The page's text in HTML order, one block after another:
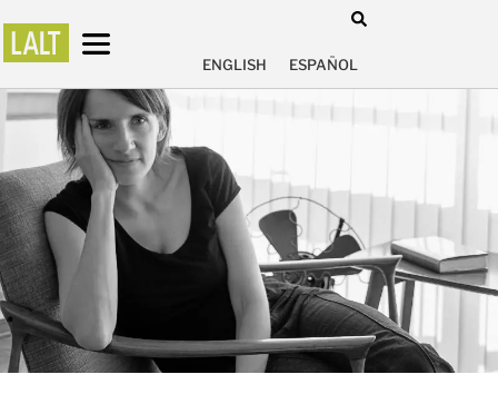
ENGLISH ESPAÑOL